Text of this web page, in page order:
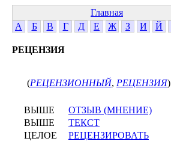
Главная
А
Б В Г Д Е Ж З И Й
РЕЦЕНЗИЯ
(РЕЦЕНЗИОННЫЙ, РЕЦЕНЗИЯ)
ВЫШЕ
ОТЗЫВ (МНЕНИЕ)
ВЫШЕ
ТЕКСТ
ЦЕЛОЕ
РЕЦЕНЗИРОВАТЬ